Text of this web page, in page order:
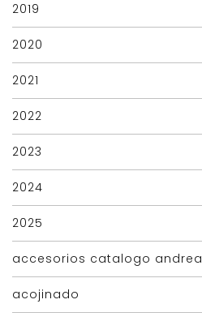
2019
2020
2021
2022
2023
2024
2025
accesorios catalogo andrea
acojinado